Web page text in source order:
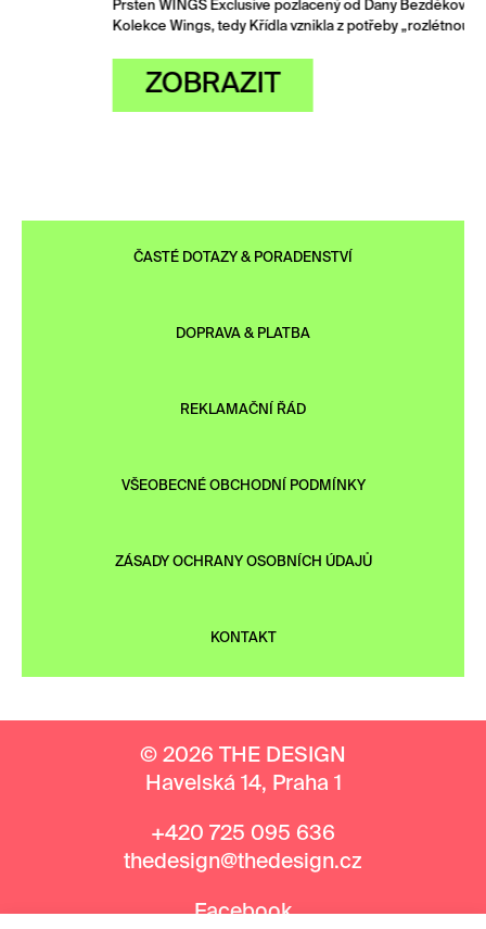
Prsten WINGS Exclusive pozlacený od Dany Bezděkové.
Kolekce Wings, tedy Křídla vznikla z potřeby „rozlétnout se“…
ZOBRAZIT
ČASTÉ DOTAZY & PORADENSTVÍ
DOPRAVA & PLATBA
REKLAMAČNÍ ŘÁD
VŠEOBECNÉ OBCHODNÍ PODMÍNKY
ZÁSADY OCHRANY OSOBNÍCH ÚDAJŮ
KONTAKT
© 2026 THE DESIGN
Havelská 14, Praha 1
+420 725 095 636
thedesign@thedesign.cz
Facebook